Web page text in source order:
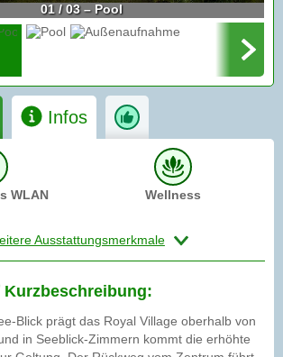
01 / 03 – Pool
Infos
WLAN Wellness
Ausstattungsmerkmale
Kurzbeschreibung:
Blick prägt das Royal Village oberhalb von
in Seeblick-Zimmern kommt die erhöhte